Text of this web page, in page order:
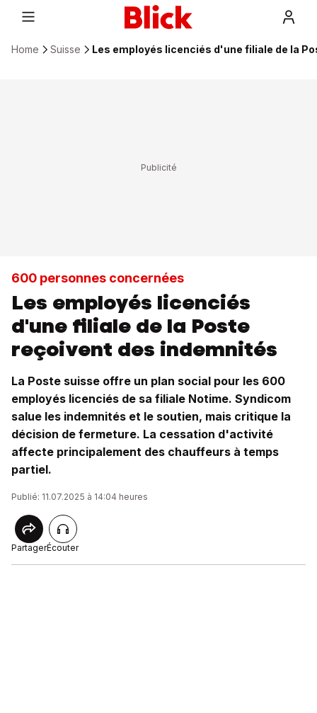
Home Suisse Les employés licenciés d'une filiale de la
600 personnes concernées
Les employés licenciés
d'une filiale de la Poste
reçoivent des indemnités
La Poste suisse offre un plan social pour les 600
employés licenciés de sa filiale Notime. Syndicom
salue les indemnités et le soutien, mais critique la
décision de fermeture. La cessation d'activité
affecte principalement des chauffeurs à temps
partiel.
Publié: 11.07.2025 à 14:04 heures
PartagerÉcouter